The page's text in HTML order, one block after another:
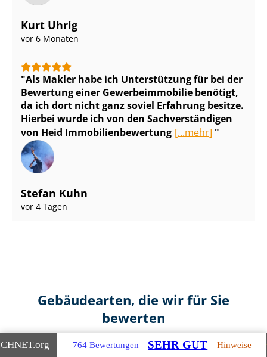
Kurt Uhrig
vor 6 Monaten
Als Makler habe ich Unterstützung für bei der
Bewertung einer Ge­wer­be­im­mo­bi­lie benötigt,
da ich dort nicht ganz soviel Erfahrung besitze.
Hierbei wurde ich von den Sach­ver­stän­di­gen
von Heid Im­mo­bi­li­en­be­wer­tung [...mehr]
Stefan Kuhn
vor 4 Tagen
Gebäudearten, die wir für Sie
bewerten
.org 764 Bewertungen SEHR GUT Hinweise